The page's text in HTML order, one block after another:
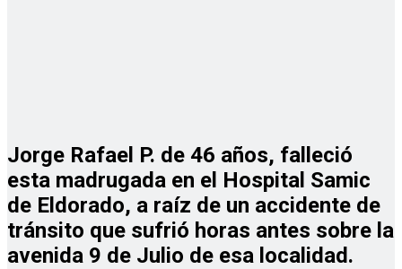
Jorge Rafael P. de 46 años, falleció
esta madrugada en el Hospital Samic
de Eldorado, a raíz de un accidente de
tránsito que sufrió horas antes sobre la
avenida 9 de Julio de esa localidad.